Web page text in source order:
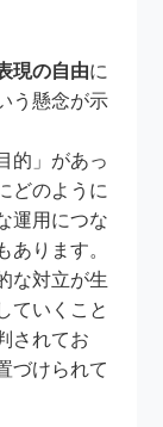
現の自由に
う懸念が示
的」があっ
どのように
運用につな
あります。
な対立が生
ていくこと
されてお
づけられて